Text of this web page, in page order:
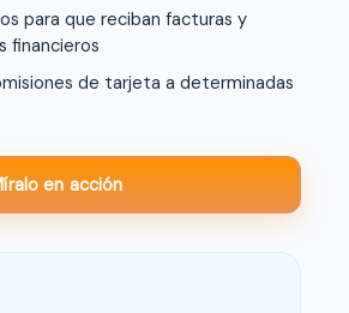
para que reciban facturas y
financieros
de tarjeta a determinadas
en acción